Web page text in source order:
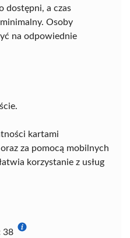
dostępni, a czas
Osoby
na odpowiednie
kartami
za pomocą mobilnych
korzystanie z usług
38